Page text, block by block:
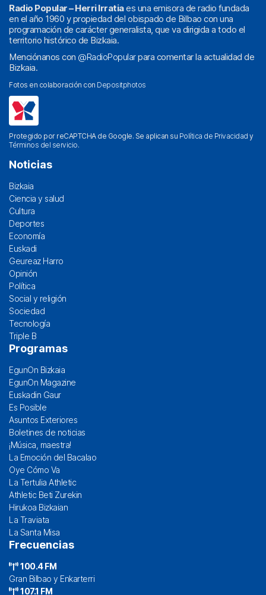
Radio Popular – Herri Irratiaes una emisora de radio fundada
en el año 1960 y propiedad del obispado de Bilbao con una
programación de carácter generalista, que va dirigida a todo el
territorio histórico de Bizkaia.
Menciónanos con @RadioPopularpara comentar la actualidad de
Bizkaia.
Fotos en colaboración con Depositphotos
Protegido por reCAPTCHA de Google. Se aplican su Política de Privacidad y
Términos del servicio.
Noticias
Bizkaia
Ciencia y salud
Cultura
Deportes
Economía
Euskadi
Geureaz Harro
Opinión
Política
Social y religión
Sociedad
Tecnología
Triple B
Programas
EgunOn Bizkaia
EgunOn Magazine
Euskadin Gaur
Es Posible
Asuntos Exteriores
Boletines de noticias
¡Música, maestra!
La Emoción del Bacalao
Oye Cómo Va
La Tertulia Athletic
Athletic Beti Zurekin
Hirukoa Bizkaian
La Traviata
La Santa Misa
Frecuencias
100.4 FM
Gran Bilbao y Enkarterri
107.1 FM